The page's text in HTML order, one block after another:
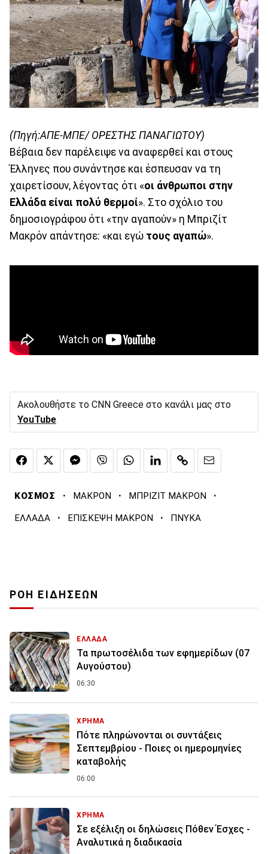
(Πηγή:ΑΠΕ-ΜΠΕ/ ΟΡΕΣΤΗΣ ΠΑΝΑΓΙΩΤΟΥ)
Βέβαια δεν παρέλειψε να αναφερθεί και στους
Έλληνες που συνάντησε και έσπευσαν να τη
χαιρετίσουν, λέγοντας ότι «οι άνθρωποι στην
Ελλάδα είναι πολύ θερμοί». Στο σχόλιο του
δημοσιογράφου ότι «την αγαπούν» η Μπριζίτ
Μακρόν απάντησε: «και εγώ τους αγαπώ».
Ακολουθήστε το CNN Greece στο κανάλι μας στο
YouTube
ΚΟΣΜΟΣ · ΜΑΚΡΟΝ · ΜΠΡΙΖΙΤ ΜΑΚΡΟΝ ·
ΕΛΛΑΔΑ · ΕΠΙΣΚΕΨΗ ΜΑΚΡΟΝ · ΠΝΥΚΑ
ΡΟΗ ΕΙΔΗΣΕΩΝ
ΕΛΛΑΔΑ
Τα πρωτοσέλιδα των εφημερίδων (07
Αυγούστου)
06:30
ΧΡΗΜΑ
Πότε πληρώνονται οι συντάξεις
Σεπτεμβρίου - Ποιες οι ημερομηνίες
καταβολής
06:00
ΧΡΗΜΑ
Σε εξέλιξη οι δηλώσεις Πόθεν Έσχες -
Αναλυτικά η διαδικασία